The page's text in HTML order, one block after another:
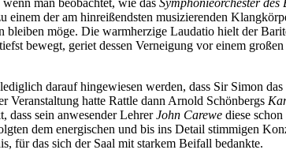
einem der am hinreißendsten musizierenden
bleiben möge. Die warmherzige Laudatio hielt der
bewegt, geriet dessen Verneigung vor einem
darauf hingewiesen werden, dass Sir Simon
Veranstaltung hatte Rattle dann Arnold Schönbergs
dass sein anwesender LehrerJohn Carewe diese
dem energischen und bis ins Detail stimmigen
für das sich der Saal mit starkem Beifall bedankte.